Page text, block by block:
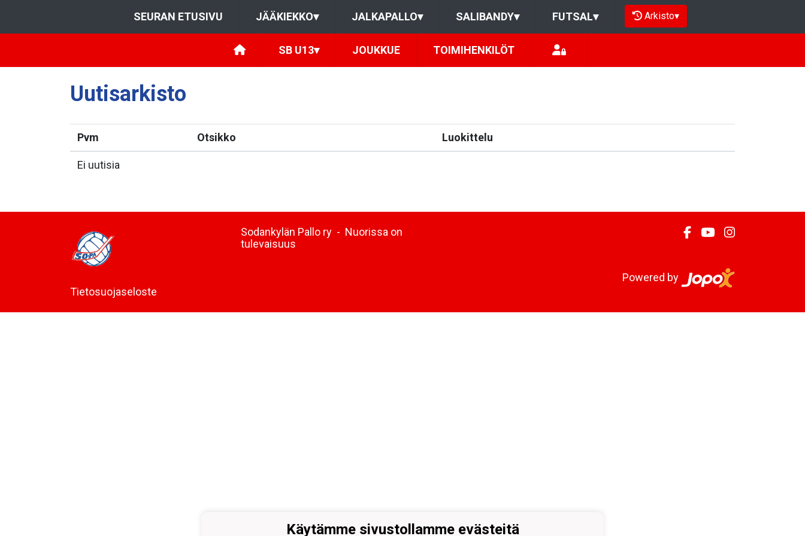
SEURAN ETUSIVU JÄÄKIEKKO▾ JALKAPALLO▾ SALIBANDY▾ FUTSAL▾ Arkisto▾
SB U13▾ JOUKKUE TOIMIHENKILÖT
Uutisarkisto
Pvm Otsikko Luokittelu
Ei uutisia
Tietosuojaseloste
Sodankylän Pallo ry - Nuorissa on
tulevaisuus
Powered by
Käytämme sivustollamme evästeitä